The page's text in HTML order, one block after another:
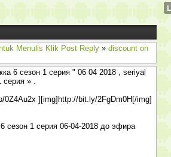
Menulis Klik Post Reply » discount on
6 сезон 1 серия " 06 04 2018 , seriyal
серия » .
0Z4Au2x ][img]http://bit.ly/2FgDm0H[/img]
сезон 1 серия 06-04-2018 до эфира